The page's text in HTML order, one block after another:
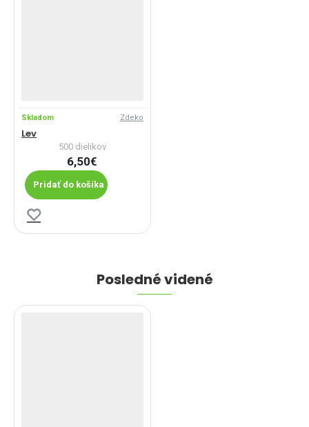
Skladom Zdeko
Lev
500 dielikov
6,50€
Pridať do košíka
Posledné videné